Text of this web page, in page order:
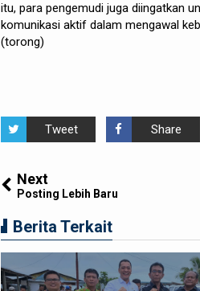
itu, para pengemudi juga diingatkan
komunikasi aktif dalam mengawal
(torong)
Tweet Share
Next
Posting Lebih Baru
Berita Terkait